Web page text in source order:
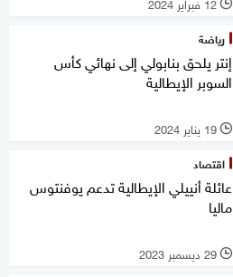
l
رياضة
إنتر يلحق بنابولي إلى نهائي كأس
السوبر الإيطالية
l 19 يناير 2024
اقتصاد
عائلة أنييلي الإيطالية تدعم يوفنتوس
ماليا
l 29 ديسمبر 2023